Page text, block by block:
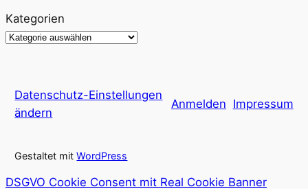
Kategorien
Datenschutz-Einstellungen
ändern
Anmelden Impressum
Gestaltet mitWordPress
DSGVO Cookie Consent mit Real Cookie Banner